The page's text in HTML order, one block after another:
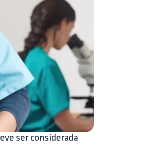
ser considerada